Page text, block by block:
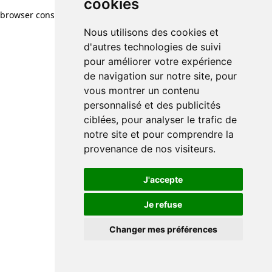
cookies
Nous utilisons des cookies et
d'autres technologies de suivi
pour améliorer votre expérience
de navigation sur notre site, pour
vous montrer un contenu
personnalisé et des publicités
ciblées, pour analyser le trafic de
notre site et pour comprendre la
provenance de nos visiteurs.
J'accepte
Je refuse
Changer mes préférences
browser console for more information)